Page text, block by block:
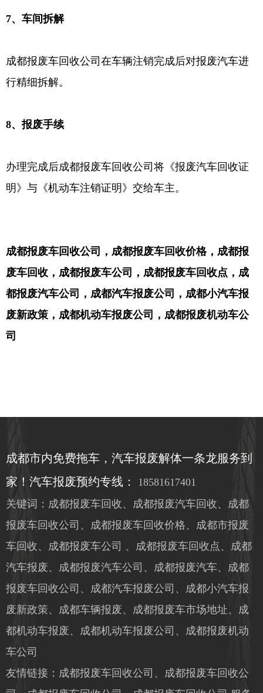
7、车间拆解
成都报废车回收公司在车辆注销完成后对报废汽车进
行精细拆解。
8、报废手续
办理完成后成都报废车回收公司将《报废汽车回收证
明》与《机动车注销证明》交给车主。
成都报废车回收公司，成都报废车回收价格，成都报
废车回收，成都报废车公司，成都报废车回收点，成
都报废汽车公司，成都汽车报废公司，成都小汽车报
废新政策，成都机动车报废公司，成都报废机动车公
司
成都市内免费拖车，汽车报废解体一条龙服务到
家！汽车报废预约专线：
18581617401
关键词：成都报废车回收、成都报废汽车回收、成都
报废车回收公司、成都报废车回收价格、成都市报废
车回收、成都报废车公司 、成都报废车回收点、成都
汽车报废、成都报废汽车公司、成都报废汽车、成都
报废车回收公司、成都汽车报废公司、成都小汽车报
废新政策、成都车辆报废、成都报废车市场地址、成
都机动车报废、成都机动车报废公司、成都报废机动
车公司
友情链接：成都报废车回收公司、成都报废车回收公